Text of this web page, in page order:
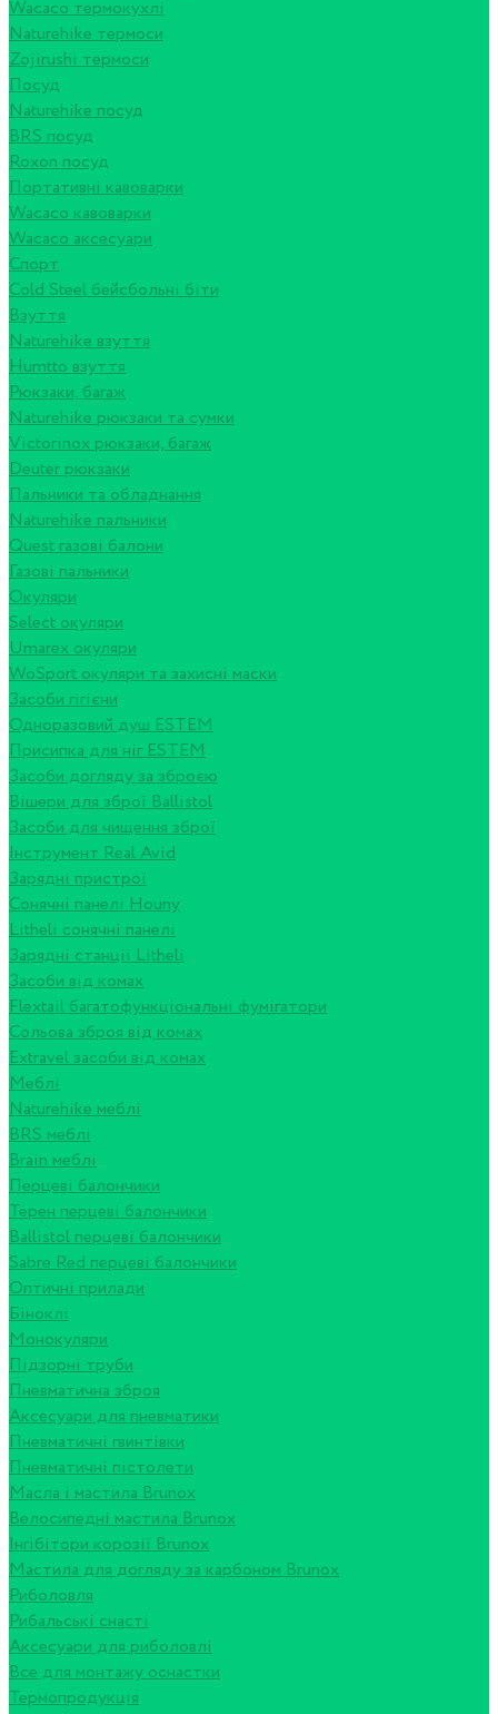
Wacaco термокухлі
Naturehike термоси
Zojirushi термоси
Посуд
Naturehike посуд
BRS посуд
Roxon посуд
Портативні кавоварки
Wacaco кавоварки
Wacaco аксесуари
Спорт
Cold Steel бейсбольні біти
Взуття
Naturehike взуття
Humtto взуття
Рюкзаки, багаж
Naturehike рюкзаки та сумки
Victorinox рюкзаки, багаж
Deuter рюкзаки
Пальники та обладнання
Naturehike пальники
Quest газові балони
Газові пальники
Окуляри
Select окуляри
Umarex окуляри
WoSport окуляри та захисні маски
Засоби гігієни
Одноразовий душ ESTEM
Присипка для ніг ESTEM
Засоби догляду за зброєю
Вішери для зброї Ballistol
Засоби для чищення зброї
Інструмент Real Avid
Зарядні пристрої
Сонячні панелі Houny
Litheli сонячні панелі
Зарядні станції Litheli
Засоби від комах
Flextail багатофункціональні фумігатори
Сольова зброя від комах
Extravel засоби від комах
Меблі
Naturehike меблі
BRS меблі
Brain меблі
Перцеві балончики
Терен перцеві балончики
Ballistol перцеві балончики
Sabre Red перцеві балончики
Оптичні прилади
Біноклі
Монокуляри
Підзорні труби
Пневматична зброя
Аксесуари для пневматики
Пневматичні гвинтівки
Пневматичні пістолети
Масла і мастила Brunox
Велосипедні мастила Brunox
Інгібітори корозії Brunox
Мастила для догляду за карбоном Brunox
Риболовля
Рибальські снасті
Аксесуари для риболовлі
Все для монтажу оснастки
Термопродукція